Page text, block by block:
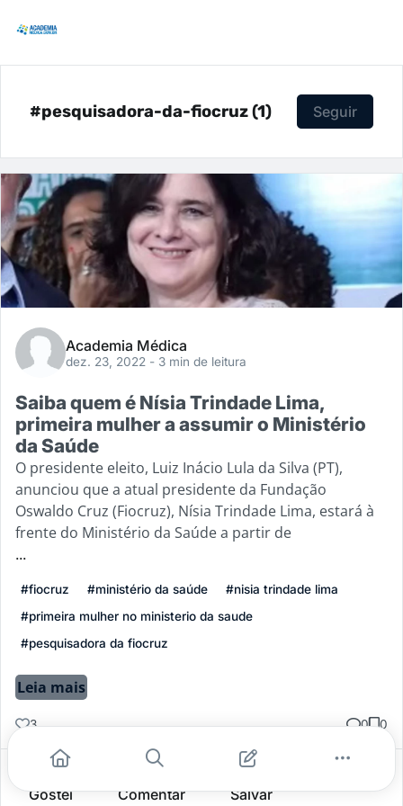
#pesquisadora-da-fiocruz (1) Seguir
Academia Médica
dez. 23, 2022 - 3 min de leitura
Saiba quem é Nísia Trindade Lima,
primeira mulher a assumir o Ministério
da Saúde
O presidente eleito, Luiz Inácio Lula da Silva (PT),
anunciou que a atual presidente da Fundação
Oswaldo Cruz (Fiocruz), Nísia Trindade Lima, estará à
frente do Ministério da Saúde a partir de
...
#fiocruz #ministério da saúde
#nisia trindade lima
#primeira mulher no ministerio da saude
#pesquisadora da fiocruz
Leia mais
3 0 0
Gostei Comentar Salvar